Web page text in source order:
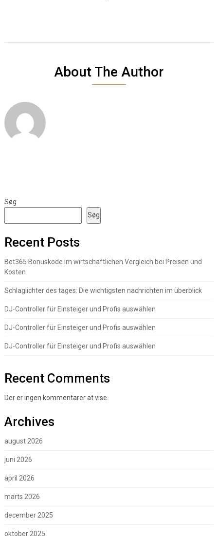
About The Author
Søg
Søg
Recent Posts
Bet365 Bonuskode im wirtschaftlichen Vergleich bei Preisen und
Kosten
Schlaglichter des tages: Die wichtigsten nachrichten im überblick
DJ-Controller für Einsteiger und Profis auswählen
DJ-Controller für Einsteiger und Profis auswählen
DJ-Controller für Einsteiger und Profis auswählen
Recent Comments
Der er ingen kommentarer at vise.
Archives
august 2026
juni 2026
april 2026
marts 2026
december 2025
oktober 2025